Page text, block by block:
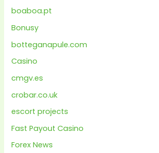
boaboa.pt
Bonusy
botteganapule.com
Casino
cmgv.es
crobar.co.uk
escort projects
Fast Payout Casino
Forex News